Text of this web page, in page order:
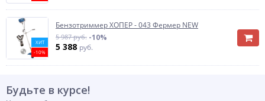
ХИТ
-10%
Бензотриммер ХОПЕР - 043 Фермер NEW
5 987 руб. -10%
5 388 руб.
Будьте в курсе!